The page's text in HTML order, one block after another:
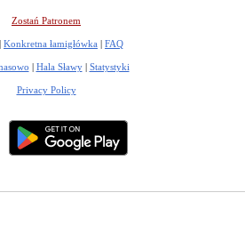
Zostań Patronem
| Konkretna łamigłówka | FAQ
| Hala Sławy| Statystyki
Privacy Policy